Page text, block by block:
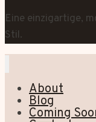
Eine einzigartige,
Stil.
About
Blog
Coming